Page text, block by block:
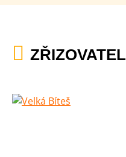
ZŘIZOVATEL